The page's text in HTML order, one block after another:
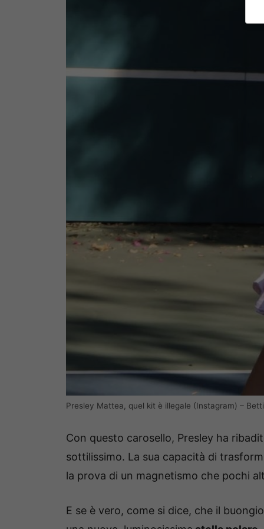
Presley Mattea, quel kit è illegale (Instagram) –
Con questo carosello, Presley ha
sottilissimo. La sua capacità di
la prova di un magnetismo che pochi
E se è vero, come si dice, che il